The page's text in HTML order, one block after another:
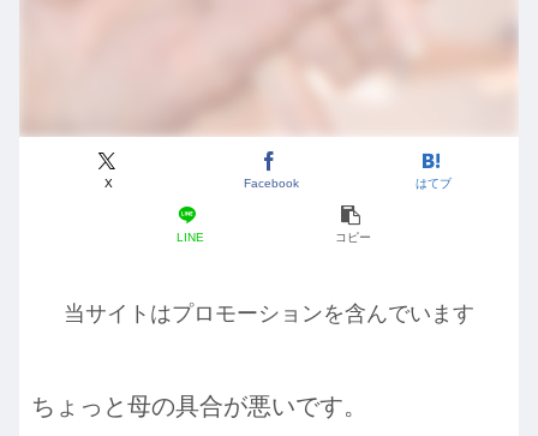
X Facebook はてブ
LINE コピー
当サイトはプロモーションを含んでいます
ちょっと母の具合が悪いです。